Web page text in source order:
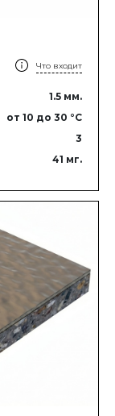
Что входит
1.5 мм.
от 10 до 30 °C
3
41 мг.